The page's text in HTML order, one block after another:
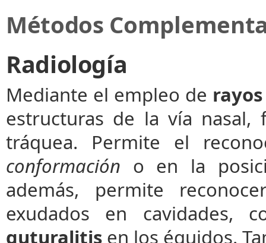
Métodos
Radiología
Mediante el empleo de
estructuras de la vía nasal,
tráquea. Permite el
conformación o en la
además, permite
exudados en
guturalitis en los équidos.